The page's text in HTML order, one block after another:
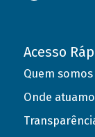
Acesso
Quem somos
Onde